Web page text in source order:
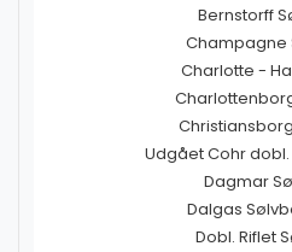
Bernstorff
Champagne
Charlotte -
Udgået Cohr
Dagmar
Dalgas
Dobl. Riflet